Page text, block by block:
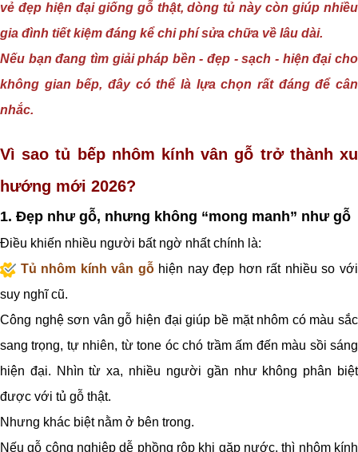
vẻ đẹp hiện đại giống gỗ thật, dòng tủ này còn giúp nhiều
gia đình tiết kiệm đáng kể chi phí sửa chữa về lâu dài.
Nếu bạn đang tìm giải pháp bền - đẹp -sạch- hiện đại cho
không gian bếp, đây có thể là lựa chọn rất đáng để cân
nhắc.
Vì sao tủ bếp nhôm kính vân gỗ trở thành xu
hướng mới 2026?
1. Đẹp như gỗ, nhưng không “mong manh” như gỗ
Điều khiến nhiều người bất ngờ nhất chính là:
Tủ nhôm kính vân gỗhiện nay đẹp hơn rất nhiều so với
suy nghĩ cũ.
Công nghệ sơn vân gỗ hiện đại giúp bề mặt nhôm có màu sắc
sang trọng, tự nhiên, từ tone óc chó trầm ấm đến màu sồi sáng
hiện đại. Nhìn từ xa, nhiều người gần như không phân biệt
được với tủ gỗ thật.
Nhưng khác biệt nằm ở bên trong.
Nếu gỗ công nghiệp dễ phồng rộp khi gặp nước, thì nhôm kính